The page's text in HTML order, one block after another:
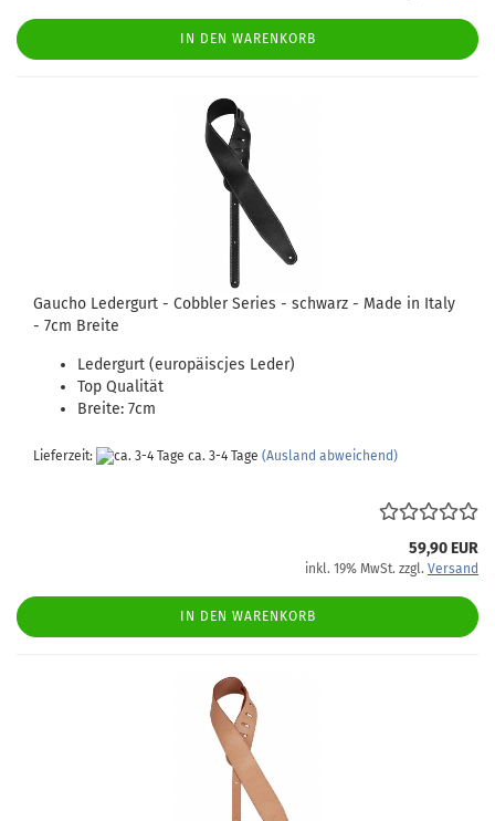
IN DEN WARENKORB
Gaucho Ledergurt - Cobbler Series - schwarz - Made in Italy
- 7cm Breite
Ledergurt (europäiscjes Leder)
Top Qualität
Breite: 7cm
Lieferzeit: ca. 3-4 Tage (Ausland abweichend)
59,90 EUR
inkl. 19% MwSt. zzgl. Versand
IN DEN WARENKORB